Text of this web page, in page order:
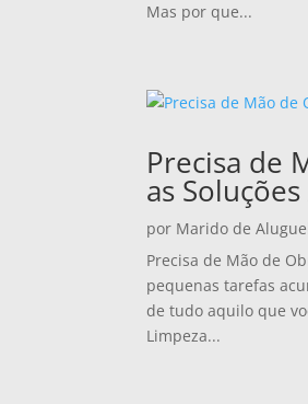
Mas por que...
Precisa de
as
por Marido de
Precisa de Mão de
pequenas tarefas
de tudo aquilo que
Limpeza...